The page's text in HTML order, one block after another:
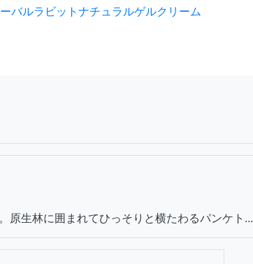
バルラビットナチュラルゲルクリーム
原生林に囲まれてひっそりと横たわるパンケト...